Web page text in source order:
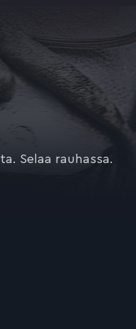
Selaa rauhassa.